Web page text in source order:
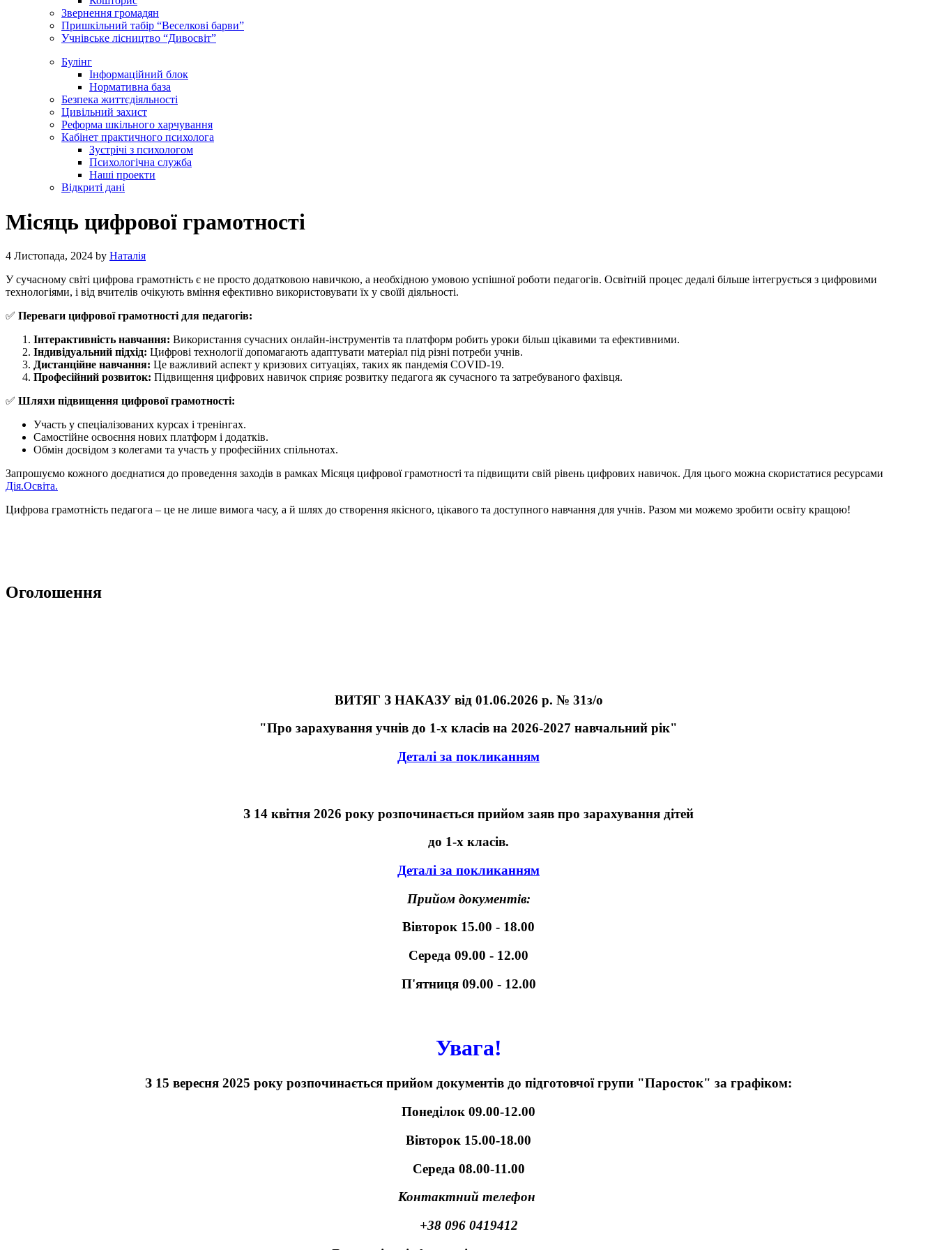
Звернення громадян
Пришкільний табір “Веселкові барви”
Учнівське лісництво “Дивосвіт”
Булінг
Інформаційний блок
Нормативна база
Безпека життєдіяльності
Цивільний захист
Реформа шкільного харчування
Кабінет практичного психолога
Зустрічі з психологом
Психологічна служба
Наші проекти
Відкриті дані
Місяць цифрової грамотності
4 Листопада, 2024 by Наталія
У сучасному світі цифрова грамотність є не просто додатковою навичкою, а необхідною умовою успішної роботи педагогів. Освітній процес дедалі більше інтегрується з цифровими
технологіями, і від вчителів очікують вміння ефективно використовувати їх у своїй діяльності.
✅ Переваги цифрової грамотності для педагогів:
Інтерактивність навчання: Використання сучасних онлайн-інструментів та платформ робить уроки більш цікавими та ефективними.
Індивідуальний підхід: Цифрові технології допомагають адаптувати матеріал під різні потреби учнів.
Дистанційне навчання: Це важливий аспект у кризових ситуаціях, таких як пандемія COVID-19.
Професійний розвиток: Підвищення цифрових навичок сприяє розвитку педагога як сучасного та затребуваного фахівця.
✅ Шляхи підвищення цифрової грамотності:
Участь у спеціалізованих курсах і тренінгах.
Самостійне освоєння нових платформ і додатків.
Обмін досвідом з колегами та участь у професійних спільнотах.
Запрошуємо кожного доєднатися до проведення заходів в рамках Місяця цифрової грамотності та підвищити свій рівень цифрових навичок. Для цього можна скористатися ресурсами
Дія.Освіта.
Цифрова грамотність педагога – це не лише вимога часу, а й шлях до створення якісного, цікавого та доступного навчання для учнів. Разом ми можемо зробити освіту кращою!
Оголошення
ВИТЯГ З НАКАЗУ від 01.06.2026 р. № 31з/о
"Про зарахування учнів до 1-х класів на 2026-2027 навчальний рік"
Деталі за покликанням
З 14 квітня 2026 року розпочинається прийом заяв про зарахування дітей
до 1-х класів.
Деталі за покликанням
Прийом документів:
Вівторок 15.00 - 18.00
Середа 09.00 - 12.00
П'ятниця 09.00 - 12.00
Увага!
З 15 вересня 2025 року розпочинається прийом документів до підготовчої групи "Паросток" за графіком:
Понеділок 09.00-12.00
Вівторок 15.00-18.00
Середа 08.00-11.00
Контактний телефон
+38 096 0419412